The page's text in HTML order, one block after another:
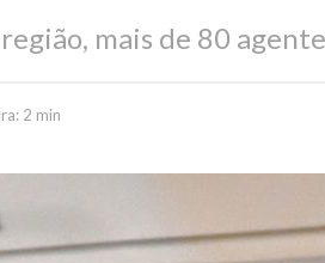
mais de 80
2 min